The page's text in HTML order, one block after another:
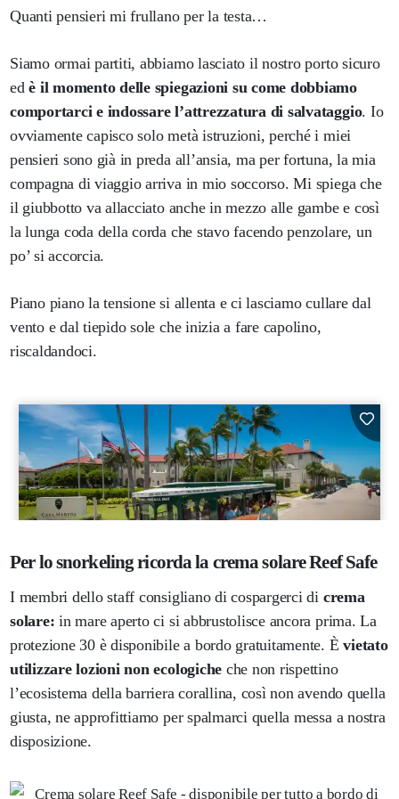
Quanti pensieri mi frullano per la testa…
Siamo ormai partiti, abbiamo lasciato il nostro porto sicuro
edè il momento delle spiegazioni su come dobbiamo
comportarci e indossare l’attrezzatura di salvataggio. Io
ovviamente capisco solo metà istruzioni, perché i miei
pensieri sono già in preda all’ansia, ma per fortuna, la mia
compagna di viaggio arriva in mio soccorso. Mi spiega che
il giubbotto va allacciato anche in mezzo alle gambe e così
la lunga coda della corda che stavo facendo penzolare, un
po’ si accorcia.
Piano piano la tensione si allenta e ci lasciamo cullare dal
vento e dal tiepido sole che inizia a fare capolino,
riscaldandoci.
Per lo snorkeling ricorda la crema solare Reef Safe
I membri dello staff consigliano di cospargerci di crema
solare:in mare aperto ci si abbrustolisce ancora prima. La
protezione 30 è disponibile a bordo gratuitamente. Èvietato
utilizzare lozioni non ecologiche che non rispettino
l’ecosistema della barriera corallina, così non avendo quella
giusta, ne approfittiamo per spalmarci quella messa a nostra
disposizione.